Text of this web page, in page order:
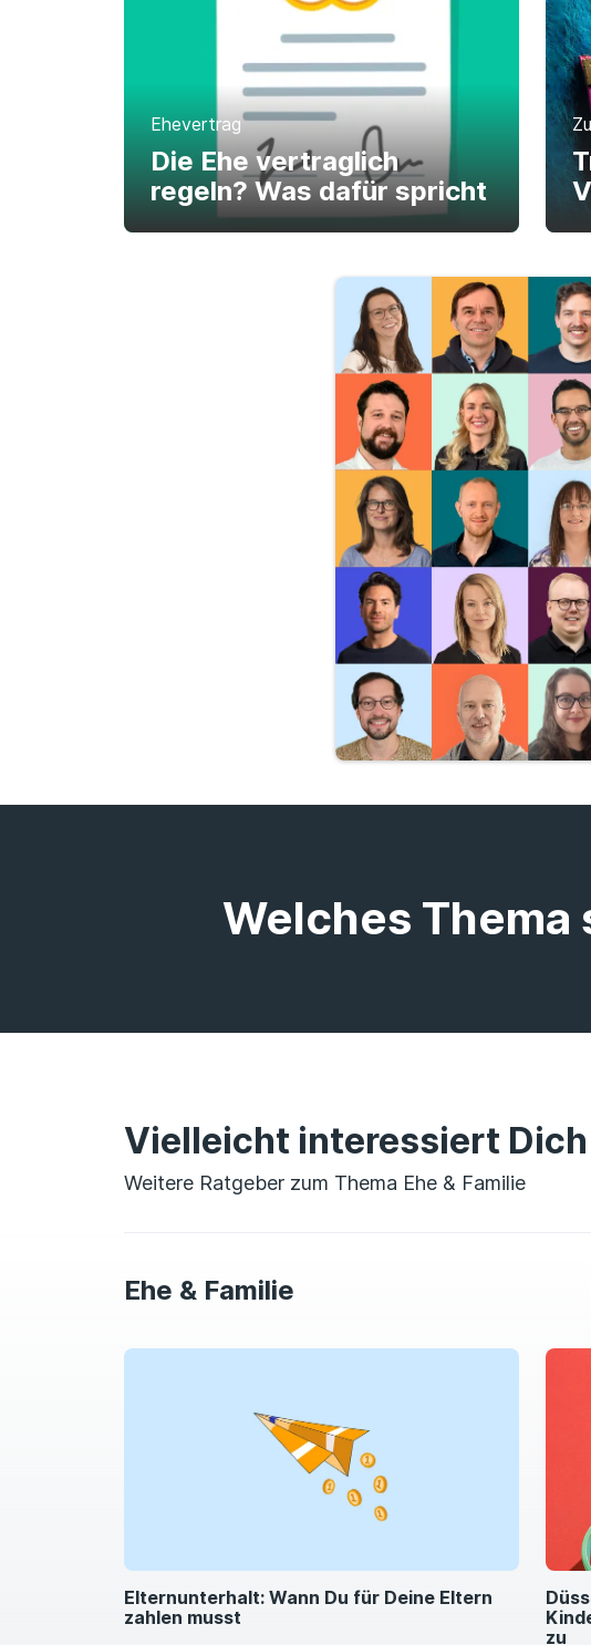
Ehevertrag
Die Ehe vertraglich
regeln? Was dafür spricht
Welches Thema
Vielleicht interessiert
Weitere Ratgeber zum Thema Ehe & Familie
Ehe & Familie
Elternunterhalt: Wann Du für Deine Eltern
zahlen musst
zu